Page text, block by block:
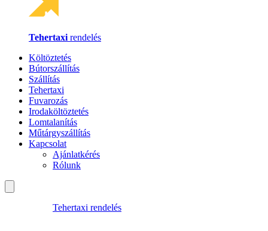
Tehertaxi rendelés
Költöztetés
Bútorszállítás
Szállítás
Tehertaxi
Fuvarozás
Irodaköltöztetés
Lomtalanítás
Műtárgyszállítás
Kapcsolat
Ajánlatkérés
Rólunk
Tehertaxi rendelés